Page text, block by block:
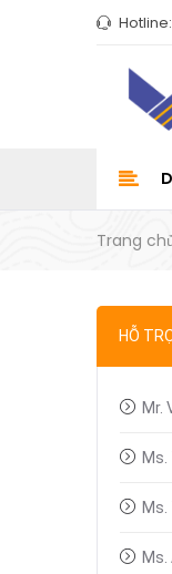
Hotline:
Trang
HỖ
Mr.
Ms.
Ms.
Ms.